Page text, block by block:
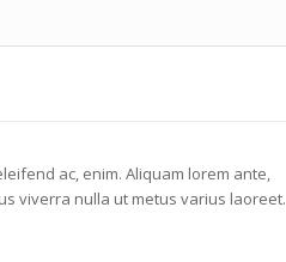
ac, enim. Aliquam lorem ante,
viverra nulla ut metus varius laoreet.